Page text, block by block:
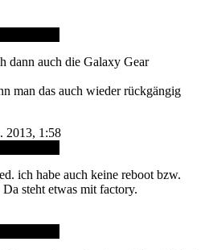
dann auch die Galaxy Gear
man das auch wieder rückgängig
2013, 1:58
ich habe auch keine reboot bzw.
steht etwas mit factory.